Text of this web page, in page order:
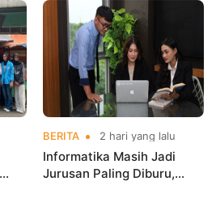
Indonesia Open
Championships 2026
BERITA 2 hari yang lalu
Informatika Masih Jadi
Jurusan Paling Diburu,